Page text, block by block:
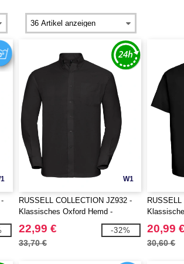
W1
RUSSELL COLLECTION JZ932 -
Klassisches Oxford Hemd -
Langarm
22,99 €
33,70 €
-32%
Kurzarm
20,99 €
30,60 €